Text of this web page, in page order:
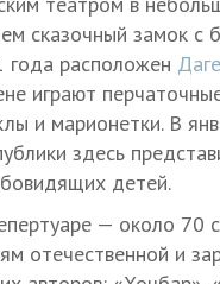
сказочный замок с
года расположен
играют
и марионетки. В
здесь
детей.
— около 70
отечественной и